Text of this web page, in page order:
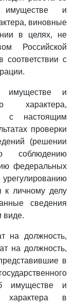
и
виновные
в целях, не
Российской
соответствии с
и
характера,
с настоящим
проверки
(решении
соблюдению
федеральных
к личному делу
сведения
виде.
на должность,
на должность,
в
имуществе и
характера в